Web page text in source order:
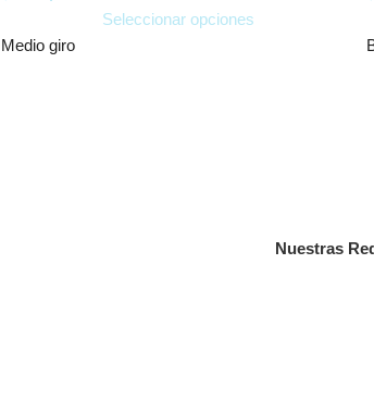
Seleccionar opciones
Medio giro
Nuestras